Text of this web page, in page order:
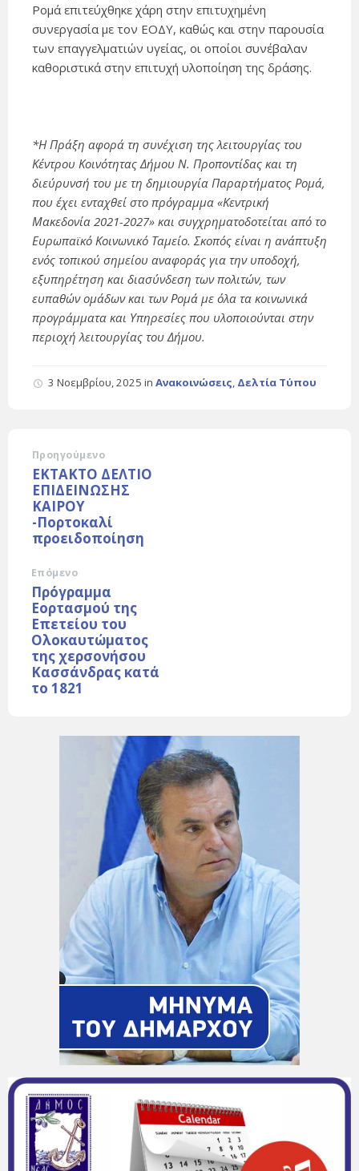
Ρομά επιτεύχθηκε χάρη στην επιτυχημένη
συνεργασία με τον ΕΟΔΥ, καθώς και στην παρουσία
των επαγγελματιών υγείας, οι οποίοι συνέβαλαν
καθοριστικά στην επιτυχή υλοποίηση της δράσης.
*Η Πράξη αφορά τη συνέχιση της λειτουργίας του
Κέντρου Κοινότητας Δήμου Ν. Προποντίδας και τη
διεύρυνσή του με τη δημιουργία Παραρτήματος Ρομά,
που έχει ενταχθεί στο πρόγραμμα «Κεντρική
Μακεδονία 2021-2027» και συγχρηματοδοτείται από το
Ευρωπαϊκό Κοινωνικό Ταμείο. Σκοπός είναι η ανάπτυξη
ενός τοπικού σημείου αναφοράς για την υποδοχή,
εξυπηρέτηση και διασύνδεση των πολιτών, των
ευπαθών ομάδων και των Ρομά με όλα τα κοινωνικά
προγράμματα και Υπηρεσίες που υλοποιούνται στην
περιοχή λειτουργίας του Δήμου.
3 Νοεμβρίου, 2025 in Ανακοινώσεις, Δελτία Τύπου
Προηγούμενο
ΕΚΤΑΚΤΟ ΔΕΛΤΙΟ
ΕΠΙΔΕΙΝΩΣΗΣ
ΚΑΙΡΟΥ
-Πορτοκαλί
προειδοποίηση
Επόμενο
Πρόγραμμα
Εορτασμού της
Επετείου του
Ολοκαυτώματος
της χερσονήσου
Κασσάνδρας κατά
το 1821